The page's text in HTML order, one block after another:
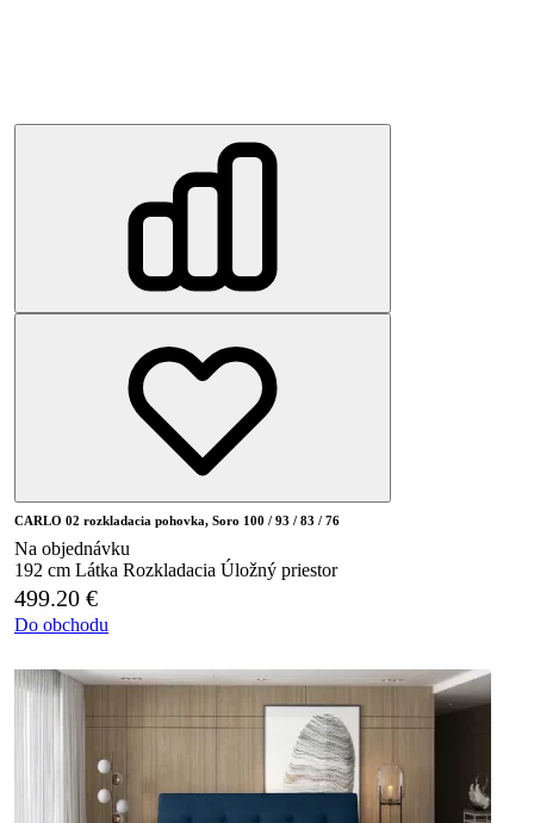
CARLO 02 rozkladacia pohovka, Soro 100 / 93 / 83 / 76
Na objednávku
192 cm Látka Rozkladacia Úložný priestor
499.20 €
Do obchodu